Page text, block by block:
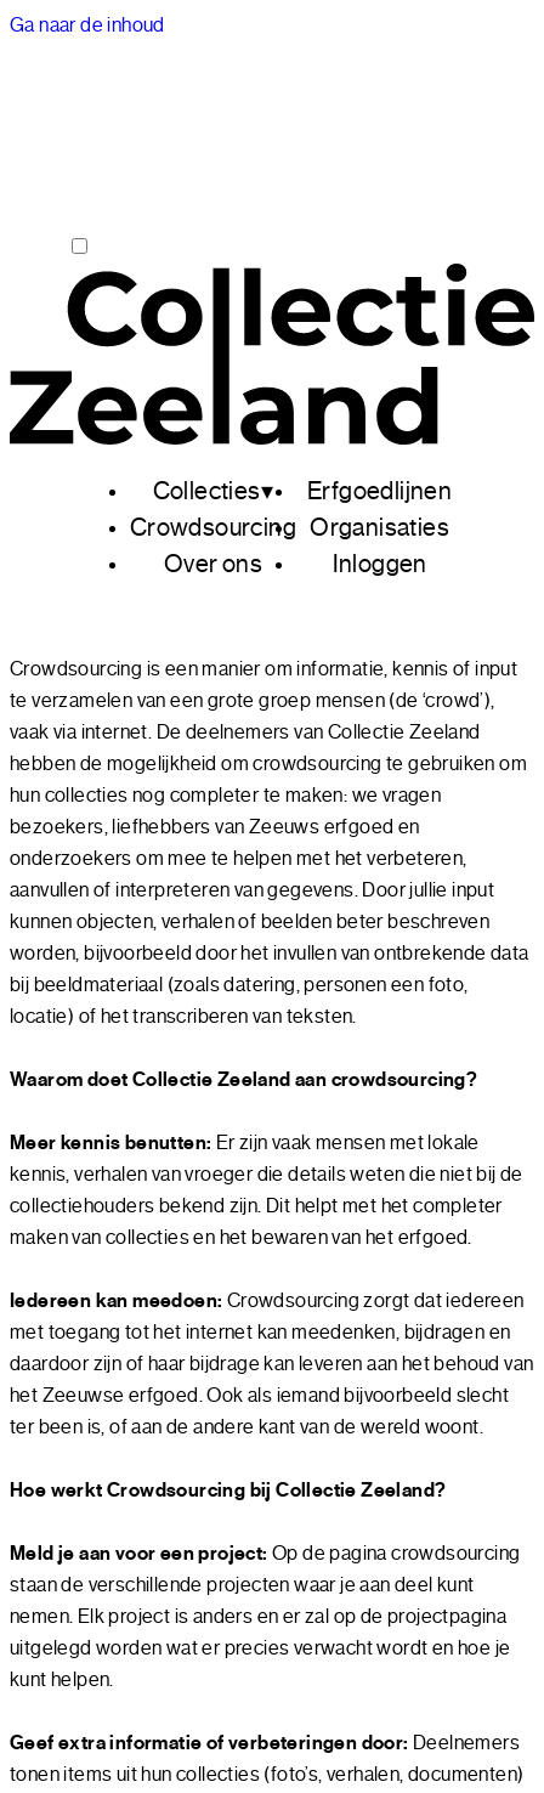
Ga naar de inhoud
Collecties
Erfgoedlijnen
Crowdsourcing Organisaties
Over ons
Inloggen
Crowdsourcing is een manier om informatie, kennis of input
te verzamelen van een grote groep mensen (de ‘crowd’),
vaak via internet. De deelnemers van Collectie Zeeland
hebben de mogelijkheid om crowdsourcing te gebruiken om
hun collecties nog completer te maken: we vragen
bezoekers, liefhebbers van Zeeuws erfgoed en
onderzoekers om mee te helpen met het verbeteren,
aanvullen of interpreteren van gegevens. Door jullie input
kunnen objecten, verhalen of beelden beter beschreven
worden, bijvoorbeeld door het invullen van ontbrekende data
bij beeldmateriaal (zoals datering, personen een foto,
locatie) of het transcriberen van teksten.
Waarom doet Collectie Zeeland aan crowdsourcing?
Meer kennis benutten: Er zijn vaak mensen met lokale
kennis, verhalen van vroeger die details weten die niet bij de
collectiehouders bekend zijn. Dit helpt met het completer
maken van collecties en het bewaren van het erfgoed.
Iedereen kan meedoen: Crowdsourcing zorgt dat iedereen
met toegang tot het internet kan meedenken, bijdragen en
daardoor zijn of haar bijdrage kan leveren aan het behoud van
het Zeeuwse erfgoed. Ook als iemand bijvoorbeeld slecht
ter been is, of aan de andere kant van de wereld woont.
Hoe werkt Crowdsourcing bij Collectie Zeeland?
Meld je aan voor een project: Op de pagina crowdsourcing
staan de verschillende projecten waar je aan deel kunt
nemen. Elk project is anders en er zal op de projectpagina
uitgelegd worden wat er precies verwacht wordt en hoe je
kunt helpen.
Geef extra informatie of verbeteringen door: Deelnemers
tonen items uit hun collecties (foto’s, verhalen, documenten)